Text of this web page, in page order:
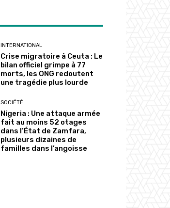
INTERNATIONAL
Crise migratoire à Ceuta : Le
bilan officiel grimpe à 77
morts, les ONG redoutent
une tragédie plus lourde
SOCIÉTÉ
Nigeria : Une attaque armée
fait au moins 52 otages
dans l’État de Zamfara,
plusieurs dizaines de
familles dans l’angoisse